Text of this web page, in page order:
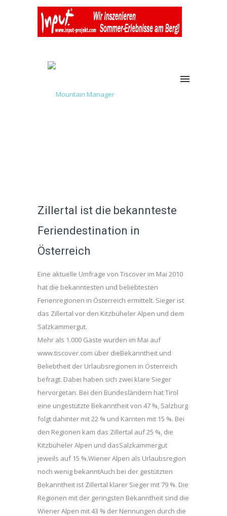
Zillertal ist die bekannteste
Feriendestination in
Österreich
Eine aktuelle Umfrage von Tiscover im Mai 2010
hat die bekanntesten und beliebtesten
Ferienregionen in Österreich ermittelt. Sieger ist
das Zillertal vor den Kitzbüheler Alpen und dem
Salzkammergut.
Mehr als 1.000 Gäste wurden im Mai auf
www.tiscover.com über dieBekanntheit und
Beliebtheit der Urlaubsregionen in Österreich
befragt. Dabei haben sich zwei klare Sieger
hervorgetan. Bei den Bundesländern hat Tirol
eine ungestützte Bekanntheit von 47 %, Salzburg
folgt dahinter mit 22 % und Kärnten mit 15 %. Bei
den Regionen kam das Zillertal auf 25 %, die
Kitzbüheler Alpen und dasSalzkammergut
jeweils auf 15 %.Wiener Alpen als Urlaubsregion
noch wenig bekanntAuch bei der gestützten
Bekanntheit ist Zillertal klarer Sieger mit 79 %. Die
Regionen mit der geringsten Bekanntheit sind die
Wiener Alpen mit 43 % der Nennungen durch die